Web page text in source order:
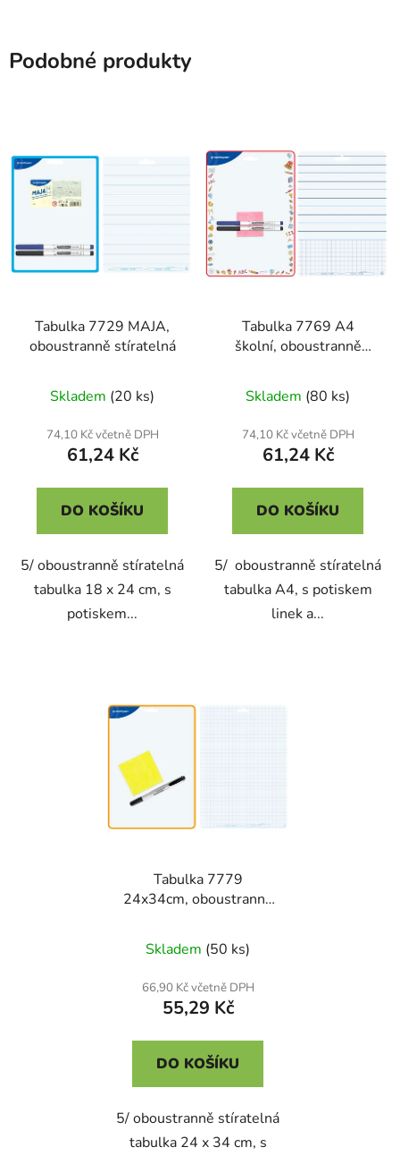
Podobné produkty
Tabulka 7729 MAJA,
oboustranně stíratelná
Skladem (20 ks)
74,10 Kč včetně DPH
61,24 Kč
DO KOŠÍKU
5/ oboustranně stíratelná
tabulka 18 x 24 cm, s
potiskem...
Tabulka 7769 A4
školní, oboustranně
Skladem (80 ks)
74,10 Kč včetně DPH
61,24 Kč
DO KOŠÍKU
5/ oboustranně stíratelná
tabulka A4, s potiskem
linek a...
Tabulka 7779
24x34cm, oboustranně
Skladem (50 ks)
66,90 Kč včetně DPH
55,29 Kč
DO KOŠÍKU
5/ oboustranně stíratelná
tabulka 24 x 34 cm, s